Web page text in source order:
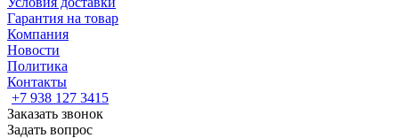
Гарантия на товар
Компания
Новости
Политика
Контакты
+7 938 127 3415
Заказать звонок
Задать вопрос